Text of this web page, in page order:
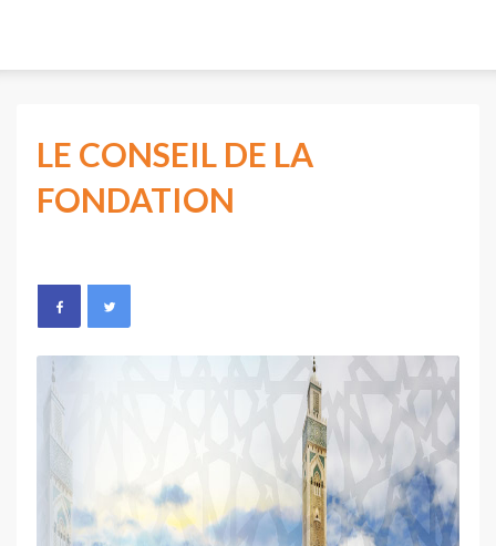
LE CONSEIL DE LA
FONDATION